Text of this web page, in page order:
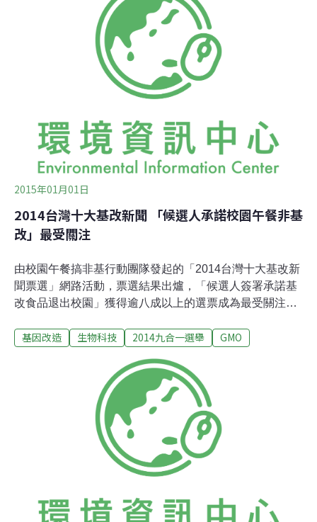
境保護20項訴求（註），當時不少候選人都同意將此納入
競選政見，選後環團持續追蹤，提出這份期中評比。環保
聯盟副會長劉志堅強調，不能只重視選舉，當選後的推動
更需要監督。環保團體針提出22縣市 2015年 環保施政總
評比 攝影：陳文姿。環境永續有賴地方落實 宜蘭、五都
表現較佳 20項評比包括能源、污染、綠色運輸、公民參
縣、台北市、台中市、台南市、高雄市。獲得3-4項優點
（4A, 3A）
2015年01月01日
2014台灣十大基改新聞 「候選人承諾校園午餐非基
改」最受關注
由校園午餐搞非基行動團隊發起的「2014台灣十大基改新
聞票選」網路活動，票選結果出爐，「候選人簽署承諾基
改食品退出校園」獲得逾八成以上的選票成為最受關注的
因改造食品原料入法規範」，分別擁有超過六成以上的支
動12月31日截止，共計有106位民眾參與。活動發起人陳
儒瑋表示，目前全台已有15位新任縣市首長簽署基改食品
退出校園的承諾，今年行動團隊主要工作之一便是監督各
縣市政策施行狀況，如今又獲選為2014年度最重要的基改
新聞，更讓夥伴們感受到民眾期待政治人物將承諾兌現。
基因改造 生物科技 2014九合一選舉 GMO